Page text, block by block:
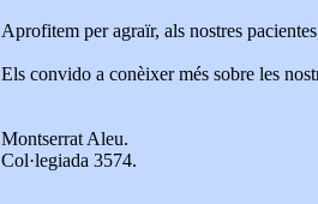
Aprofitem per agraïr, als nostres
Els convido a conèixer més sobre les
Montserrat Aleu.
Col·legiada 3574.